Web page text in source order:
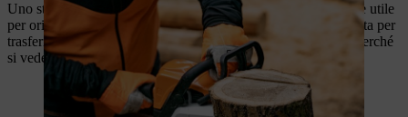
Uno stencil aiuta ad applicare la forma di cuore desiderata ed è utile
per orientarti mentre modelli il cuore. Usa lo stencil e una matita per
trasferire la forma sul legno. Ancora meglio se usi del gesso, perché
si vede meglio sul legno.